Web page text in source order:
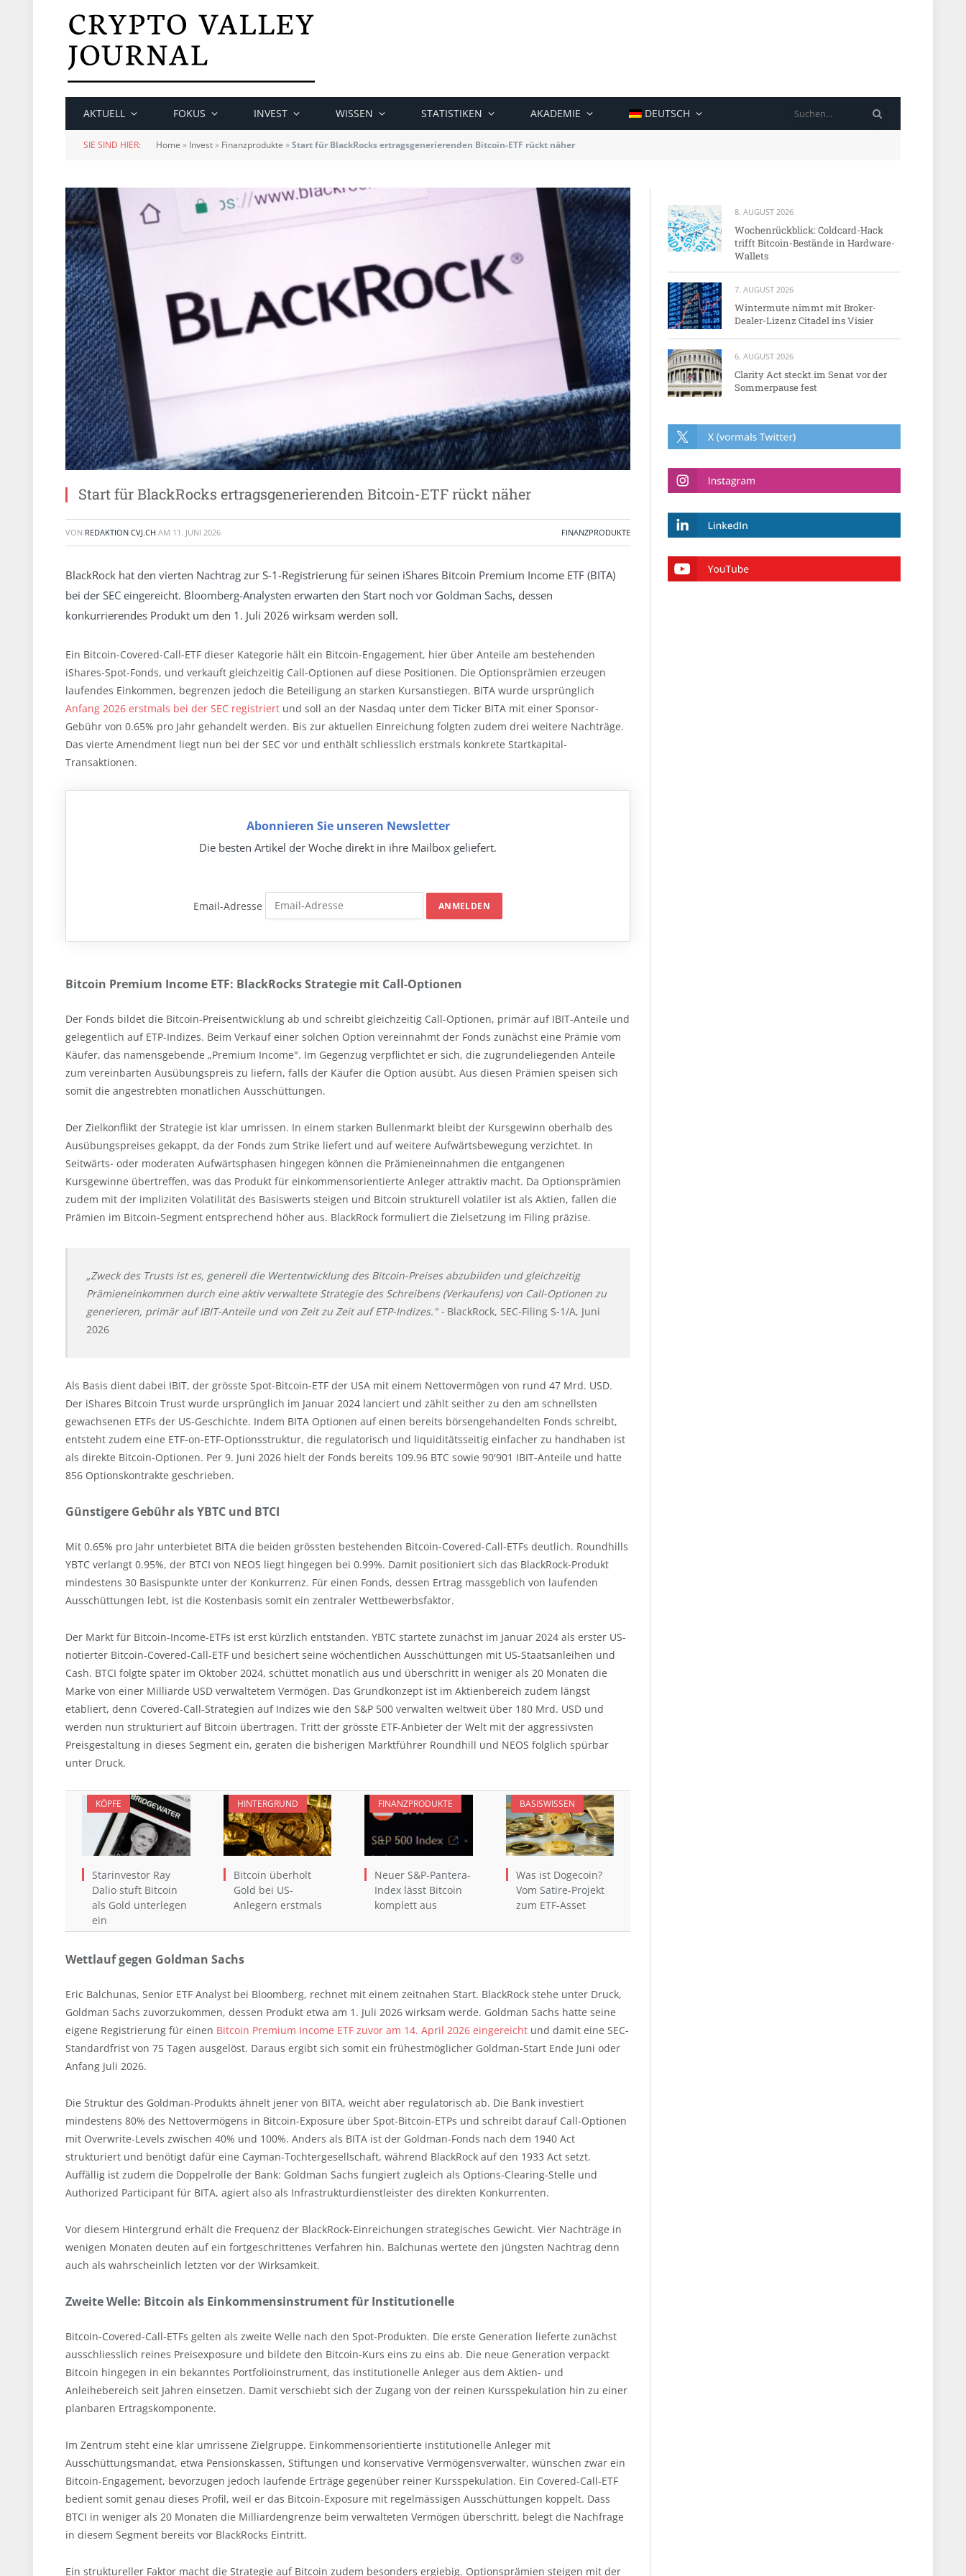
AKTUELL FOKUS INVEST WISSEN STATISTIKEN AKADEMIE DEUTSCH
SIE SIND HIER: Home » Invest» Finanzprodukte »Start für BlackRocks ertragsgenerierenden Bitcoin-ETF rückt näher
Start für BlackRocks ertragsgenerierenden Bitcoin-ETF rückt näher
VON REDAKTION CVJ.CH AM 11. JUNI 2026 FINANZPRODUKTE
BlackRock hat den vierten Nachtrag zur S-1-Registrierung für seinen iShares Bitcoin Premium Income ETF (BITA)
bei der SEC eingereicht. Bloomberg-Analysten erwarten den Start noch vor Goldman Sachs, dessen
konkurrierendes Produkt um den 1. Juli 2026 wirksam werden soll.
Ein Bitcoin-Covered-Call-ETF dieser Kategorie hält ein Bitcoin-Engagement, hier über Anteile am bestehenden
iShares-Spot-Fonds, und verkauft gleichzeitig Call-Optionen auf diese Positionen. Die Optionsprämien erzeugen
laufendes Einkommen, begrenzen jedoch die Beteiligung an starken Kursanstiegen. BITA wurde ursprünglich
Anfang 2026 erstmals bei der SEC registriert und soll an der Nasdaq unter dem Ticker BITA mit einer Sponsor-
Gebühr von 0.65% pro Jahr gehandelt werden. Bis zur aktuellen Einreichung folgten zudem drei weitere Nachträge.
Das vierte Amendment liegt nun bei der SEC vor und enthält schliesslich erstmals konkrete Startkapital-
Transaktionen.
Abonnieren Sie unseren Newsletter
Die besten Artikel der Woche direkt in ihre Mailbox geliefert.
Email-Adresse
Bitcoin Premium Income ETF: BlackRocks Strategie mit Call-Optionen
Der Fonds bildet die Bitcoin-Preisentwicklung ab und schreibt gleichzeitig Call-Optionen, primär auf IBIT-Anteile und
gelegentlich auf ETP-Indizes. Beim Verkauf einer solchen Option vereinnahmt der Fonds zunächst eine Prämie vom
Käufer, das namensgebende „Premium Income". Im Gegenzug verpflichtet er sich, die zugrundeliegenden Anteile
zum vereinbarten Ausübungspreis zu liefern, falls der Käufer die Option ausübt. Aus diesen Prämien speisen sich
somit die angestrebten monatlichen Ausschüttungen.
Der Zielkonflikt der Strategie ist klar umrissen. In einem starken Bullenmarkt bleibt der Kursgewinn oberhalb des
Ausübungspreises gekappt, da der Fonds zum Strike liefert und auf weitere Aufwärtsbewegung verzichtet. In
Seitwärts- oder moderaten Aufwärtsphasen hingegen können die Prämieneinnahmen die entgangenen
Kursgewinne übertreffen, was das Produkt für einkommensorientierte Anleger attraktiv macht. Da Optionsprämien
zudem mit der impliziten Volatilität des Basiswerts steigen und Bitcoin strukturell volatiler ist als Aktien, fallen die
Prämien im Bitcoin-Segment entsprechend höher aus. BlackRock formuliert die Zielsetzung im Filing präzise.
„Zweck des Trusts ist es, generell die Wertentwicklung des Bitcoin-Preises abzubilden und gleichzeitig
Prämieneinkommen durch eine aktiv verwaltete Strategie des Schreibens (Verkaufens) von Call-Optionen zu
generieren, primär auf IBIT-Anteile und von Zeit zu Zeit auf ETP-Indizes." -BlackRock, SEC-Filing S-1/A, Juni
2026
Als Basis dient dabei IBIT, der grösste Spot-Bitcoin-ETF der USA mit einem Nettovermögen von rund 47 Mrd. USD.
Der iShares Bitcoin Trust wurde ursprünglich im Januar 2024 lanciert und zählt seither zu den am schnellsten
gewachsenen ETFs der US-Geschichte. Indem BITA Optionen auf einen bereits börsengehandelten Fonds schreibt,
entsteht zudem eine ETF-on-ETF-Optionsstruktur, die regulatorisch und liquiditätsseitig einfacher zu handhaben ist
als direkte Bitcoin-Optionen. Per 9. Juni 2026 hielt der Fonds bereits 109.96 BTC sowie 90'901 IBIT-Anteile und hatte
856 Optionskontrakte geschrieben.
Günstigere Gebühr als YBTC und BTCI
Mit 0.65% pro Jahr unterbietet BITA die beiden grössten bestehenden Bitcoin-Covered-Call-ETFs deutlich. Roundhills
YBTC verlangt 0.95%, der BTCI von NEOS liegt hingegen bei 0.99%. Damit positioniert sich das BlackRock-Produkt
mindestens 30 Basispunkte unter der Konkurrenz. Für einen Fonds, dessen Ertrag massgeblich von laufenden
Ausschüttungen lebt, ist die Kostenbasis somit ein zentraler Wettbewerbsfaktor.
Der Markt für Bitcoin-Income-ETFs ist erst kürzlich entstanden. YBTC startete zunächst im Januar 2024 als erster US-
notierter Bitcoin-Covered-Call-ETF und besichert seine wöchentlichen Ausschüttungen mit US-Staatsanleihen und
Cash. BTCI folgte später im Oktober 2024, schüttet monatlich aus und überschritt in weniger als 20 Monaten die
Marke von einer Milliarde USD verwaltetem Vermögen. Das Grundkonzept ist im Aktienbereich zudem längst
etabliert, denn Covered-Call-Strategien auf Indizes wie den S&P 500 verwalten weltweit über 180 Mrd. USD und
werden nun strukturiert auf Bitcoin übertragen. Tritt der grösste ETF-Anbieter der Welt mit der aggressivsten
Preisgestaltung in dieses Segment ein, geraten die bisherigen Marktführer Roundhill und NEOS folglich spürbar
unter Druck.
KÖPFE
Starinvestor Ray
Dalio stuft Bitcoin
als Gold unterlegen
ein
HINTERGRUND
Bitcoin überholt
Gold bei US-
Anlegern erstmals
FINANZPRODUKTE
Neuer S&P-Pantera-
Index lässt Bitcoin
komplett aus
BASISWISSEN
Was ist Dogecoin?
Vom Satire-Projekt
zum ETF-Asset
Wettlauf gegen Goldman Sachs
Eric Balchunas, Senior ETF Analyst bei Bloomberg, rechnet mit einem zeitnahen Start. BlackRock stehe unter Druck,
Goldman Sachs zuvorzukommen, dessen Produkt etwa am 1. Juli 2026 wirksam werde. Goldman Sachs hatte seine
eigene Registrierung für einen Bitcoin Premium Income ETF zuvor am 14. April 2026 eingereicht und damit eine SEC-
Standardfrist von 75 Tagen ausgelöst. Daraus ergibt sich somit ein frühestmöglicher Goldman-Start Ende Juni oder
Anfang Juli 2026.
Die Struktur des Goldman-Produkts ähnelt jener von BITA, weicht aber regulatorisch ab. Die Bank investiert
mindestens 80% des Nettovermögens in Bitcoin-Exposure über Spot-Bitcoin-ETPs und schreibt darauf Call-Optionen
mit Overwrite-Levels zwischen 40% und 100%. Anders als BITA ist der Goldman-Fonds nach dem 1940 Act
strukturiert und benötigt dafür eine Cayman-Tochtergesellschaft, während BlackRock auf den 1933 Act setzt.
Auffällig ist zudem die Doppelrolle der Bank: Goldman Sachs fungiert zugleich als Options-Clearing-Stelle und
Authorized Participant für BITA, agiert also als Infrastrukturdienstleister des direkten Konkurrenten.
Vor diesem Hintergrund erhält die Frequenz der BlackRock-Einreichungen strategisches Gewicht. Vier Nachträge in
wenigen Monaten deuten auf ein fortgeschrittenes Verfahren hin. Balchunas wertete den jüngsten Nachtrag denn
auch als wahrscheinlich letzten vor der Wirksamkeit.
Zweite Welle: Bitcoin als Einkommensinstrument für Institutionelle
Bitcoin-Covered-Call-ETFs gelten als zweite Welle nach den Spot-Produkten. Die erste Generation lieferte zunächst
ausschliesslich reines Preisexposure und bildete den Bitcoin-Kurs eins zu eins ab. Die neue Generation verpackt
Bitcoin hingegen in ein bekanntes Portfolioinstrument, das institutionelle Anleger aus dem Aktien- und
Anleihebereich seit Jahren einsetzen. Damit verschiebt sich der Zugang von der reinen Kursspekulation hin zu einer
planbaren Ertragskomponente.
Im Zentrum steht eine klar umrissene Zielgruppe. Einkommensorientierte institutionelle Anleger mit
Ausschüttungsmandat, etwa Pensionskassen, Stiftungen und konservative Vermögensverwalter, wünschen zwar ein
Bitcoin-Engagement, bevorzugen jedoch laufende Erträge gegenüber reiner Kursspekulation. Ein Covered-Call-ETF
bedient somit genau dieses Profil, weil er das Bitcoin-Exposure mit regelmässigen Ausschüttungen koppelt. Dass
BTCI in weniger als 20 Monaten die Milliardengrenze beim verwalteten Vermögen überschritt, belegt die Nachfrage
in diesem Segment bereits vor BlackRocks Eintritt.
Ein struktureller Faktor macht die Strategie auf Bitcoin zudem besonders ergiebig. Optionsprämien steigen mit der
8. AUGUST 2026
Wochenrückblick: Coldcard-Hack
trifft Bitcoin-Bestände in Hardware-
Wallets
7. AUGUST 2026
Wintermute nimmt mit Broker-
Dealer-Lizenz Citadel ins Visier
6. AUGUST 2026
Clarity Act steckt im Senat vor der
Sommerpause fest